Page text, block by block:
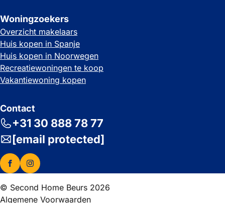
Woningzoekers
Overzicht makelaars
Huis kopen in Spanje
Huis kopen in Noorwegen
Recreatiewoningen te koop
Vakantiewoning kopen
Contact
+31 30 888 78 77
[email protected]
© Second Home Beurs 2026
Algemene Voorwaarden